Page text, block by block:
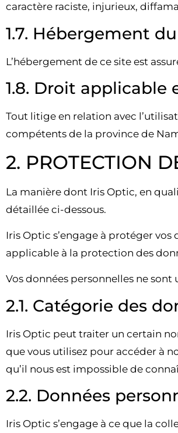
caractère raciste, injurieux,
1.7. Hébergement
L’hébergement de ce site est
1.8. Droit
Tout litige en relation avec
compétents de la province de
2. PROTECTION
La manière dont Iris Optic, en
détaillée ci-dessous.
Iris Optic s’engage à protéger
applicable à la protection des
Vos données personnelles ne
2.1. Catégorie des
Iris Optic peut traiter un certain
que vous utilisez pour accéder à
qu’il nous est impossible de
2.2. Données
Iris Optic s’engage à ce que la